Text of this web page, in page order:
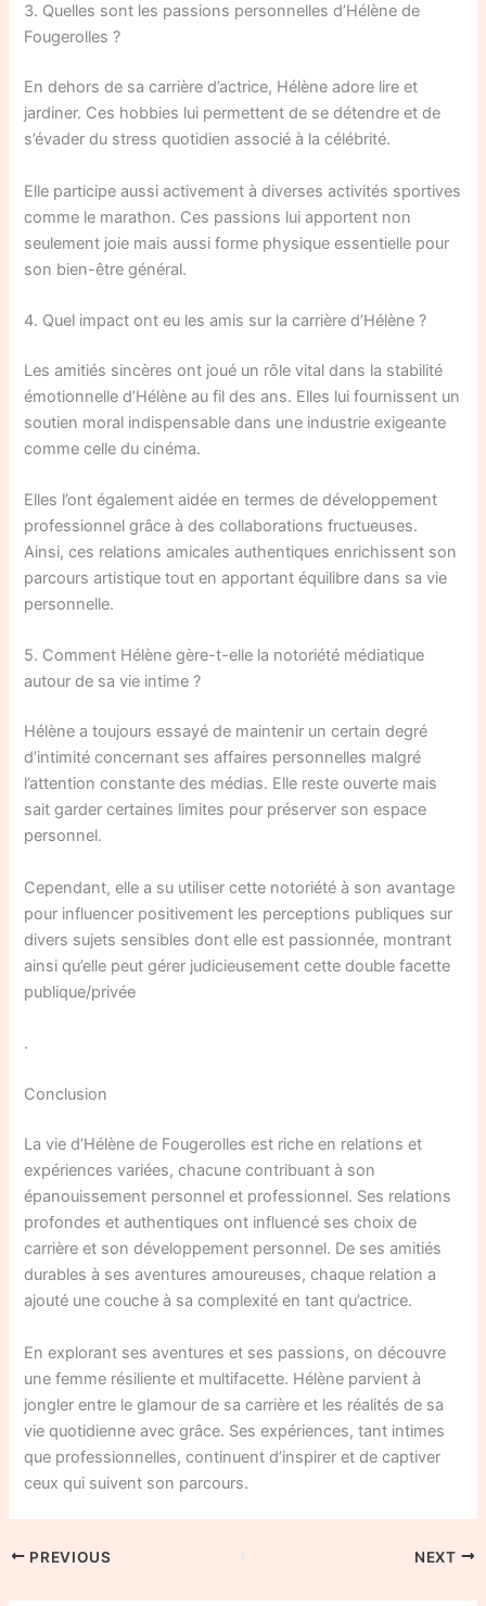
3. Quelles sont les passions personnelles d’Hélène de
Fougerolles ?
En dehors de sa carrière d’actrice, Hélène adore lire et
jardiner. Ces hobbies lui permettent de se détendre et de
s’évader du stress quotidien associé à la célébrité.
Elle participe aussi activement à diverses activités sportives
comme le marathon. Ces passions lui apportent non
seulement joie mais aussi forme physique essentielle pour
son bien-être général.
4. Quel impact ont eu les amis sur la carrière d’Hélène ?
Les amitiés sincères ont joué un rôle vital dans la stabilité
émotionnelle d’Hélène au fil des ans. Elles lui fournissent un
soutien moral indispensable dans une industrie exigeante
comme celle du cinéma.
Elles l’ont également aidée en termes de développement
professionnel grâce à des collaborations fructueuses.
Ainsi, ces relations amicales authentiques enrichissent son
parcours artistique tout en apportant équilibre dans sa vie
personnelle.
5. Comment Hélène gère-t-elle la notoriété médiatique
autour de sa vie intime ?
Hélène a toujours essayé de maintenir un certain degré
d’intimité concernant ses affaires personnelles malgré
l’attention constante des médias. Elle reste ouverte mais
sait garder certaines limites pour préserver son espace
personnel.
Cependant, elle a su utiliser cette notoriété à son avantage
pour influencer positivement les perceptions publiques sur
divers sujets sensibles dont elle est passionnée, montrant
ainsi qu’elle peut gérer judicieusement cette double facette
publique/privée
.
Conclusion
La vie d’Hélène de Fougerolles est riche en relations et
expériences variées, chacune contribuant à son
épanouissement personnel et professionnel. Ses relations
profondes et authentiques ont influencé ses choix de
carrière et son développement personnel. De ses amitiés
durables à ses aventures amoureuses, chaque relation a
ajouté une couche à sa complexité en tant qu’actrice.
En explorant ses aventures et ses passions, on découvre
une femme résiliente et multifacette. Hélène parvient à
jongler entre le glamour de sa carrière et les réalités de sa
vie quotidienne avec grâce. Ses expériences, tant intimes
que professionnelles, continuent d’inspirer et de captiver
ceux qui suivent son parcours.
PREVIOUS NEXT